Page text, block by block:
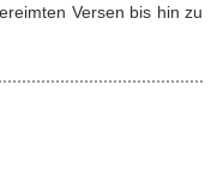
Versen bis hin zu